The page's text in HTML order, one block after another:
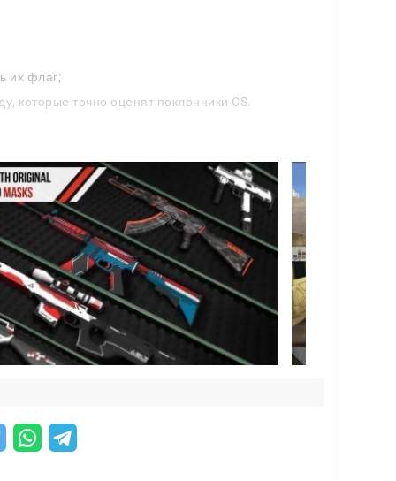
их флаг;
которые точно оценят поклонники CS.
оригинальную линейку званий для
активнее вы играете, тем выше
чёткой даже в разгар боя.
отдельной похвалы. Standoff